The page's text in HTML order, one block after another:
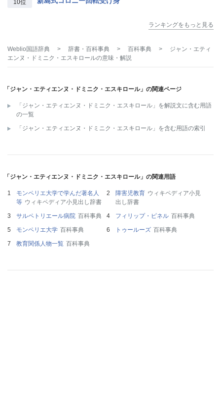
10位
ランキングをもっと見る
Weblio国語辞典 > 辞書・百科事典 > 百科事典 >
ジャン・エティ
エンヌ・ドミニク・エスキロールの意味・解説
「ジャン・エティエンヌ・ドミニク・エスキロール」の関連ページ
「ジャン・エティエンヌ・ドミニク・エスキロール」を解説文に含む用語
の一覧
「ジャン・エティエンヌ・ドミニク・エスキロール」を含む用語の索引
「ジャン・エティエンヌ・ドミニク・エスキロール」の関連用語
モンペリエ大学で学んだ著名人
等 ウィキペディア小見出し辞書
障害児教育 ウィキペディア小見
出し辞書
サルペトリエール病院 百科事典 フィリップ・ピネル 百科事典
モンペリエ大学 百科事典 トゥールーズ 百科事典
教育関係人物一覧 百科事典